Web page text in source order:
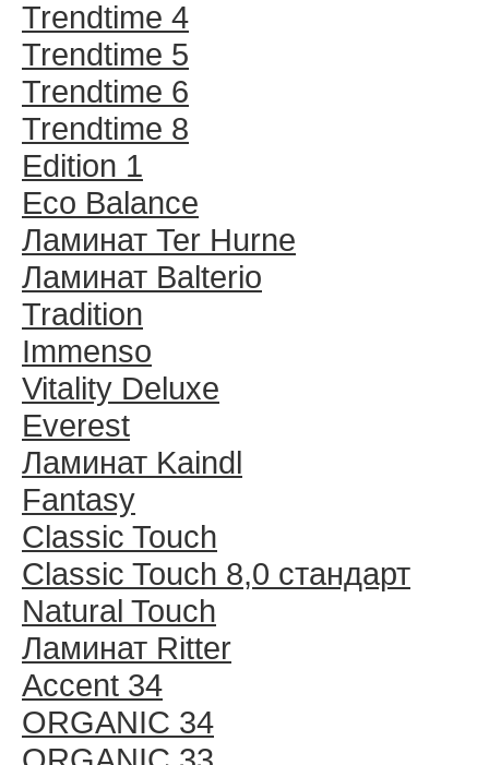
Trendtime 4
Trendtime 5
Trendtime 6
Trendtime 8
Edition 1
Eco Balance
Ламинат Ter Hurne
Ламинат Balterio
Tradition
Immenso
Vitality Deluxe
Everest
Ламинат Kaindl
Fantasy
Classic Touch
Classic Touch 8,0 стандарт
Natural Touch
Ламинат Ritter
Accent 34
ORGANIC 34